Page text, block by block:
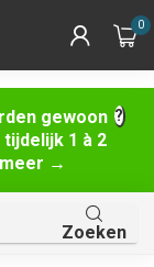
gewoon
1 à 2
→
0
Zoeken